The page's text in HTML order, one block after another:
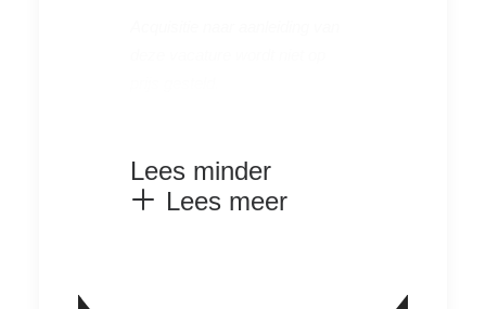
Lees minder
Lees meer